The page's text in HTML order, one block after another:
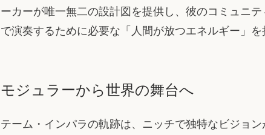
ーカーが唯一無二の設計図を提供し、彼のコミュニ
で演奏するために必要な「人間が放つエネルギー」を
モジュラーから世界の舞台へ
テーム・インパラの軌跡は、ニッチで独特なビジョ